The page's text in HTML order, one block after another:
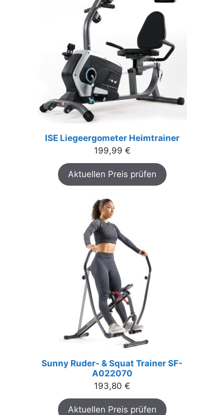
ISE Liegeergometer Heimtrainer
199,99 €
Aktuellen Preis prüfen
Sunny Ruder- & Squat Trainer SF-
A022070
193,80 €
Aktuellen Preis prüfen